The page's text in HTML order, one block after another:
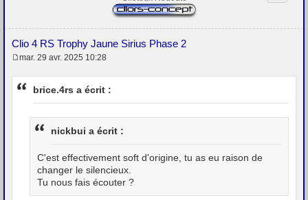
Clio 4 RS Trophy Jaune Sirius Phase 2
e
s
mar. 29 avr. 2025 10:28
brice.4rs a écrit :
nickbui a écrit :
C'est effectivement soft d'origine, tu as eu raison de
changer le silencieux.
Tu nous fais écouter ?